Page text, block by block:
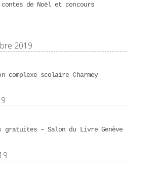
de Noël et concours
2019
complexe scolaire Charmey
gratuites – Salon du Livre Genève